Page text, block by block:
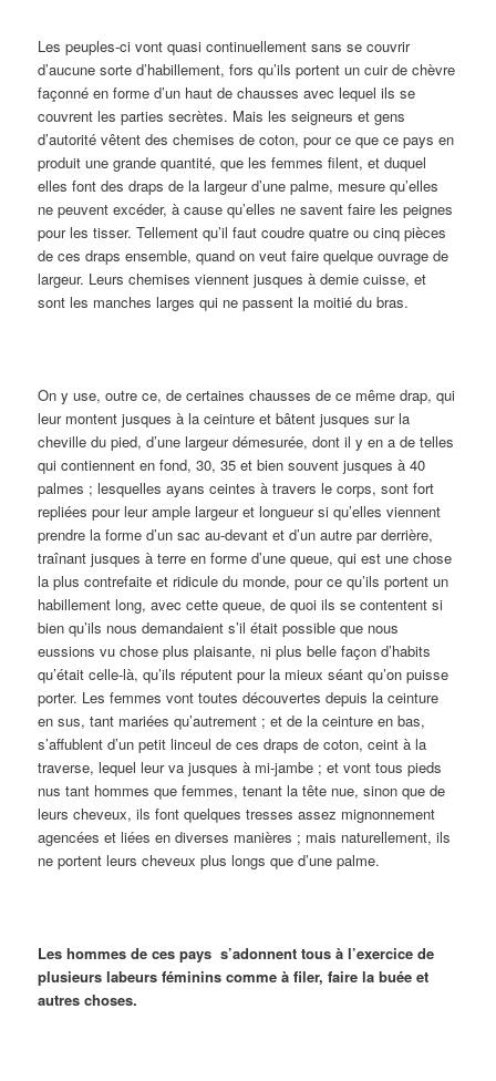
Les peuples-ci vont quasi continuellement sans se couvrir
d’aucune sorte d’habillement, fors qu’ils portent un cuir de chèvre
façonné en forme d’un haut de chausses avec lequel ils se
couvrent les parties secrètes. Mais les seigneurs et gens
d’autorité vêtent des chemises de coton, pour ce que ce pays en
produit une grande quantité, que les femmes filent, et duquel
elles font des draps de la largeur d’une palme, mesure qu’elles
ne peuvent excéder, à cause qu’elles ne savent faire les peignes
pour les tisser. Tellement qu’il faut coudre quatre ou cinq pièces
de ces draps ensemble, quand on veut faire quelque ouvrage de
largeur. Leurs chemises viennent jusques à demie cuisse, et
sont les manches larges qui ne passent la moitié du bras.
On y use, outre ce, de certaines chausses de ce même drap, qui
leur montent jusques à la ceinture et bâtent jusques sur la
cheville du pied, d’une largeur démesurée, dont il y en a de telles
qui contiennent en fond, 30, 35 et bien souvent jusques à 40
palmes ; lesquelles ayans ceintes à travers le corps, sont fort
repliées pour leur ample largeur et longueur si qu’elles viennent
prendre la forme d’un sac au-devant et d’un autre par derrière,
traînant jusques à terre en forme d’une queue, qui est une chose
la plus contrefaite et ridicule du monde, pour ce qu’ils portent un
habillement long, avec cette queue, de quoi ils se contentent si
bien qu’ils nous demandaient s’il était possible que nous
eussions vu chose plus plaisante, ni plus belle façon d’habits
qu’était celle-là, qu’ils réputent pour la mieux séant qu’on puisse
porter. Les femmes vont toutes découvertes depuis la ceinture
en sus, tant mariées qu’autrement ; et de la ceinture en bas,
s’affublent d’un petit linceul de ces draps de coton, ceint à la
traverse, lequel leur va jusques à mi-jambe ; et vont tous pieds
nus tant hommes que femmes, tenant la tête nue, sinon que de
leurs cheveux, ils font quelques tresses assez mignonnement
agencées et liées en diverses manières ; mais naturellement, ils
ne portent leurs cheveux plus longs que d’une palme.
Les hommes de ces pays s’adonnent tous à l’exercice de
plusieurs labeurs féminins comme à filer, faire la buée et
autres choses.